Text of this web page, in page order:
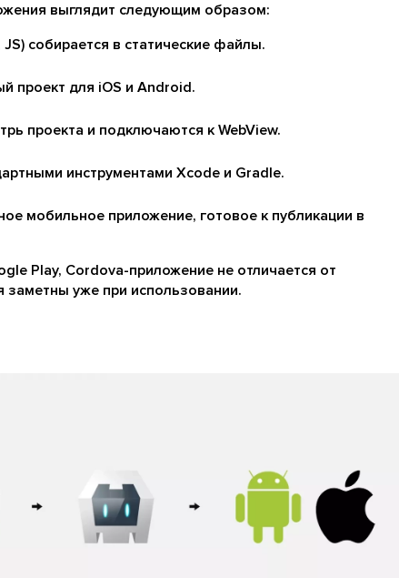
выглядит следующим образом:
собирается в статические файлы.
проект для iOS и Android.
проекта и подключаются к WebView.
инструментами Xcode и Gradle.
мобильное приложение, готовое к публикации в
Play, Cordova-приложение не отличается от
заметны уже при использовании.